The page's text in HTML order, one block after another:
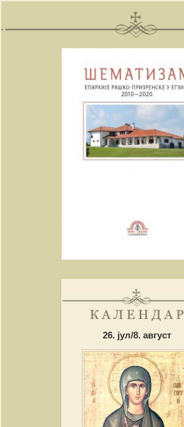
26. јул/8. август